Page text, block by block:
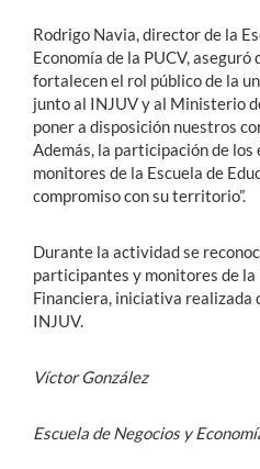
Rodrigo Navia, director de la
Economía de la PUCV,
fortalecen el rol público de la
junto al INJUV y al Ministerio
poner a disposición nuestros
Además, la participación de
monitores de la Escuela de
compromiso con su territorio”.
Durante la actividad se
participantes y monitores de la
Financiera, iniciativa realizada
INJUV.
Víctor González
Escuela de Negocios y